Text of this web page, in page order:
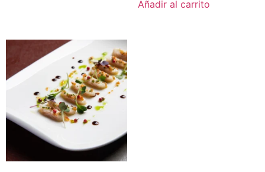
Añadir al carrito